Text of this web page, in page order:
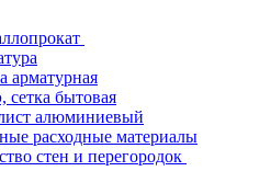
арматурная
сетка бытовая
алюминиевый
расходные материалы
стен и перегородок